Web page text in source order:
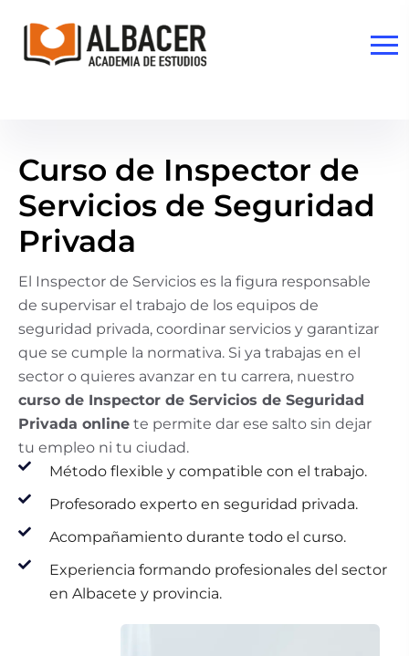
Curso de Inspector de
Servicios de Seguridad
Privada
El Inspector de Servicios es la figura responsable
de supervisar el trabajo de los equipos de
seguridad privada, coordinar servicios y garantizar
que se cumple la normativa. Si ya trabajas en el
sector o quieres avanzar en tu carrera, nuestro
curso de Inspector de Servicios de Seguridad
Privada online te permite dar ese salto sin dejar
tu empleo ni tu ciudad.
Método flexible y compatible con el trabajo.
Profesorado experto en seguridad privada.
Acompañamiento durante todo el curso.
Experiencia formando profesionales del sector
en Albacete y provincia.